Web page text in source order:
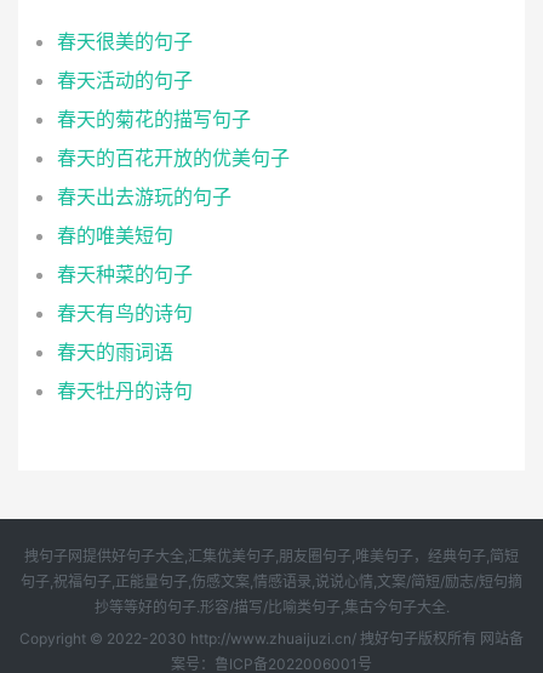
春天很美的句子
春天活动的句子
春天的菊花的描写句子
春天的百花开放的优美句子
春天出去游玩的句子
春的唯美短句
春天种菜的句子
春天有鸟的诗句
春天的雨词语
春天牡丹的诗句
拽句子网提供好句子大全,汇集优美句子,朋友圈句子,唯美句子，经典句子,简短
句子,祝福句子,正能量句子,伤感文案,情感语录,说说心情,文案/简短/励志/短句摘
抄等等好的句子.形容/描写/比喻类句子,集古今句子大全.
Copyright © 2022-2030 http://www.zhuaijuzi.cn/ 拽好句子版权所有 网站备
案号：鲁ICP备2022006001号